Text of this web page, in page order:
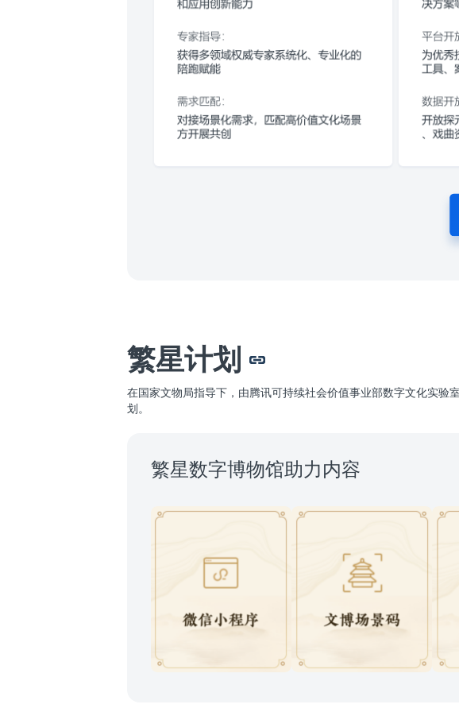
繁星计划
在国家文物局指导下，由腾讯可持续社会价值事业部数字文化实
划。
繁星数字博物馆助力内容